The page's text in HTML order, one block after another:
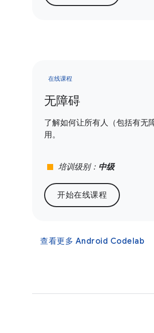
在线课程
无障碍
了解如何让所有人（包括有无
用。
stop 培训级别： 中级
开始在线课程
查看更多 Android Codelab